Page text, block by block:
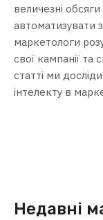
величезні
автоматизувати
маркетологи
свої кампанії та
статті ми
інтелекту в
Недавні